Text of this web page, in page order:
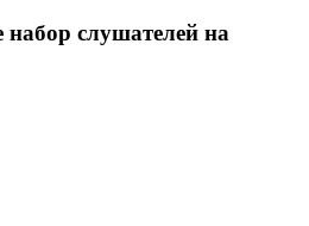
слушателей на